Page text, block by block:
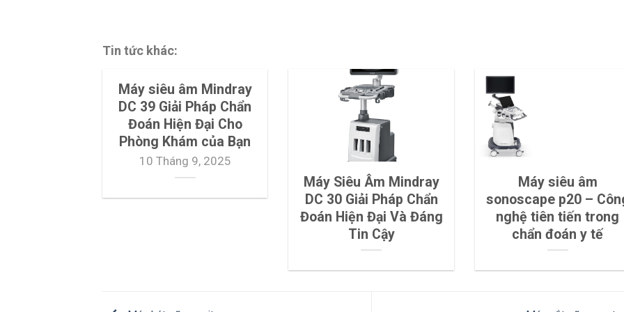
Tin tức khác:
Máy siêu âm Mindray
DC 39 Giải Pháp Chẩn
Đoán Hiện Đại Cho
Phòng Khám của Bạn
10 Tháng 9, 2025
Máy Siêu Âm Mindray
DC 30 Giải Pháp Chẩn
Đoán Hiện Đại Và Đáng
Tin Cậy
Máy siêu âm
sonoscape p20 –
nghệ tiên tiến trong
chẩn đoán y tế